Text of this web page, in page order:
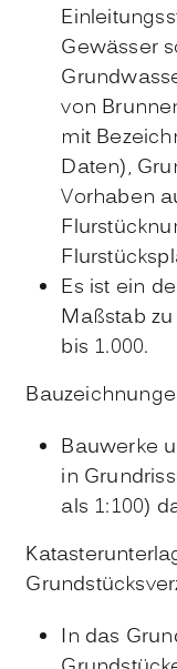
Gewässer
von
mit
Daten),
Vorhaben
Es ist ein
Maßstab
bis 1.000.
Bauwerke
in
als 1:100)
In das